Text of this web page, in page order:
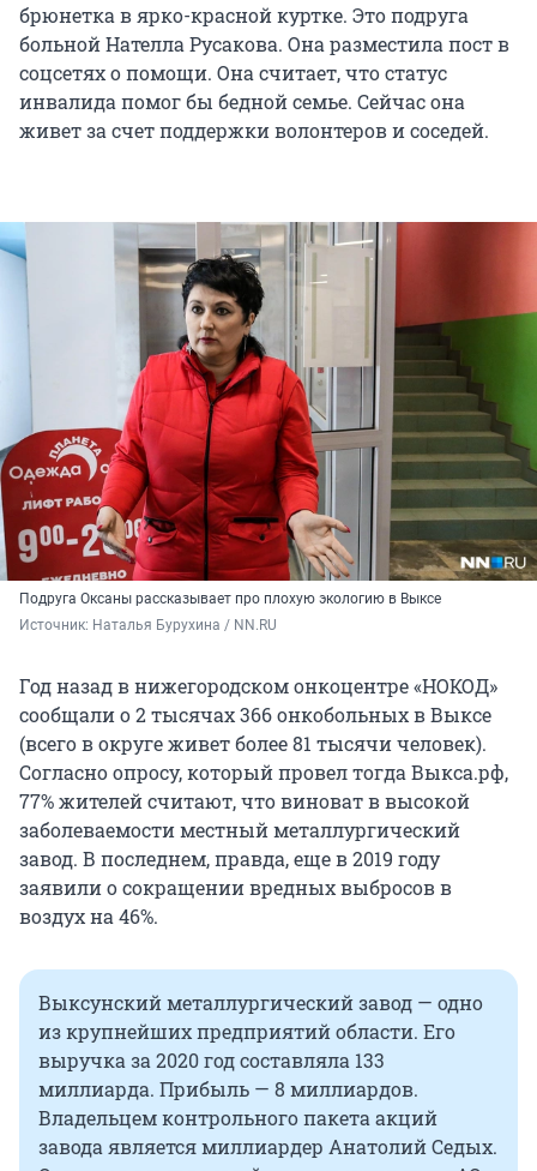
брюнетка в ярко-красной куртке. Это подруга
больной Нателла Русакова. Она разместила пост в
соцсетях о помощи. Она считает, что статус
инвалида помог бы бедной семье. Сейчас она
живет за счет поддержки волонтеров и соседей.
Подруга Оксаны рассказывает про плохую экологию в Выксе
Источник: Наталья Бурухина / NN.RU
Год назад в нижегородском онкоцентре «НОКОД»
сообщали о 2 тысячах 366 онкобольных в Выксе
(всего в округе живет более 81 тысячи человек).
Согласно опросу, который провел тогда Выкса.рф,
77% жителей считают, что виноват в высокой
заболеваемости местный металлургический
завод. В последнем, правда, еще в 2019 году
заявили о сокращении вредных выбросов в
воздух на 46%.
Выксунский металлургический завод — одно
из крупнейших предприятий области. Его
выручка за 2020 год составляла 133
миллиарда. Прибыль — 8 миллиардов.
Владельцем контрольного пакета акций
завода является миллиардер Анатолий Седых.